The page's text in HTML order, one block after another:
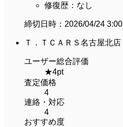
修復歴： なし
締切日時： 2026/04/24 3:00
Ｔ．ＴＣＡＲＳ名古屋北店
ユーザー総合評価
★4pt
査定価格
4
連絡・対応
4
おすすめ度